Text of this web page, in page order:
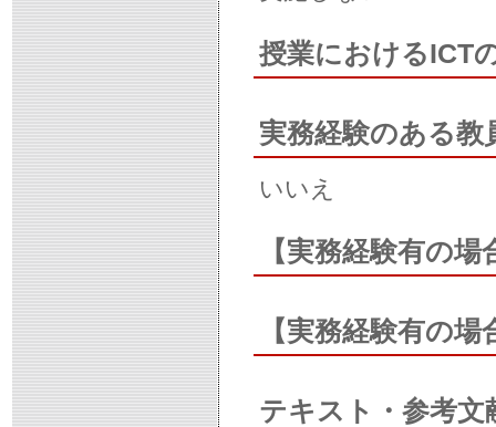
授業におけるICT
実務経験のある教
いいえ
【実務経験有の
【実務経験有の
テキスト・参考文